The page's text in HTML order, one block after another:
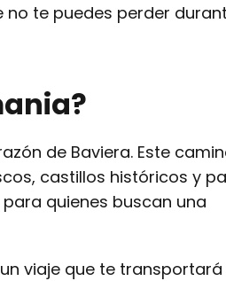
te puedes perder
de Baviera. Este
castillos históricos y
quienes buscan una
viaje que te transportará